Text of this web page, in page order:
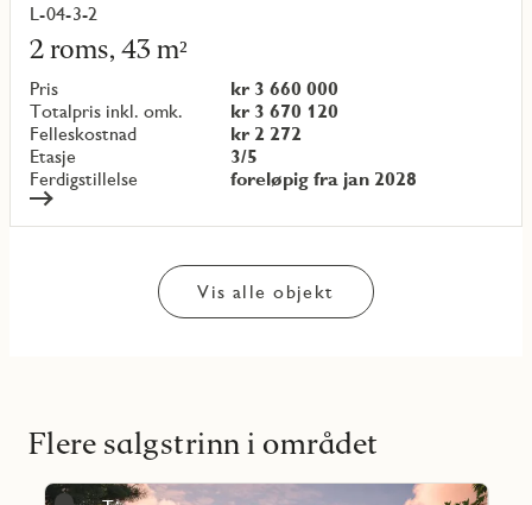
L-04-3-2
2 roms, 43 m²
Pris
kr 3 660 000
Totalpris inkl. omk.
kr 3 670 120
Felleskostnad
kr 2 272
Etasje
3/5
Ferdigstillelse
foreløpig fra jan 2028
Les
mer
om
objekt
{objectNumber}
Vis alle objekt
Flere salgstrinn i området
Les